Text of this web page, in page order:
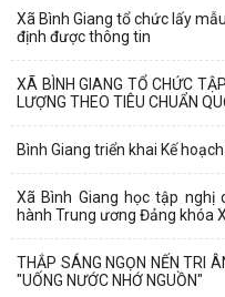
Xã Bình Giang tổ chức lấy
định được thông tin
XÃ BÌNH GIANG TỔ CHỨC
LƯỢNG THEO TIÊU CHUẨN
Bình Giang triển khai Kế
Xã Bình Giang học tập nghị
hành Trung ương Đảng khóa
THẮP SÁNG NGỌN NẾN TRI
"UỐNG NƯỚC NHỚ NGUỒN"